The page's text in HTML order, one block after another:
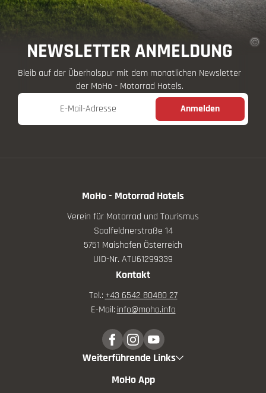
NEWSLETTER ANMELDUNG
Bleib auf der Überholspur mit dem monatlichen Newsletter
der MoHo - Motorrad Hotels.
E-Mail-Adresse
Anmelden
MoHo - Motorrad Hotels
Verein für Motorrad und Tourismus
Saalfeldnerstraße 14
5751 Maishofen Österreich
UID-Nr. ATU61299339
Kontakt
Tel.: +43 6542 80480 27
E-Mail: info@moho.info
Weiterführende Links
MoHo App